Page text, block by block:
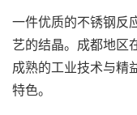
一件优质的不锈钢反
艺的结晶。成都地区
成熟的工业技术与精
特色。